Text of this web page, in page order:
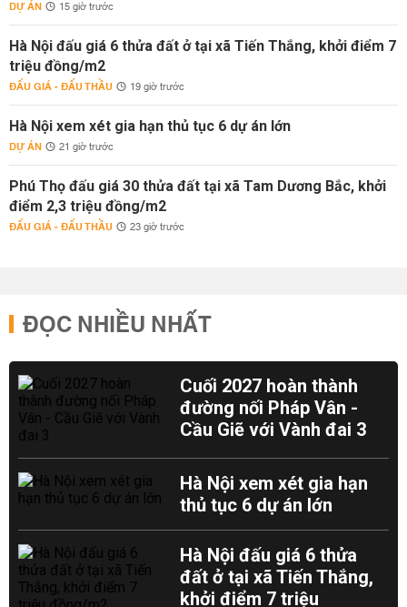
DỰ ÁN 15 giờ trước
Hà Nội đấu giá 6 thửa đất ở tại xã Tiến Thắng, khởi điểm 7
triệu đồng/m2
ĐẤU GIÁ - ĐẤU THẦU 19 giờ trước
Hà Nội xem xét gia hạn thủ tục 6 dự án lớn
DỰ ÁN 21 giờ trước
Phú Thọ đấu giá 30 thửa đất tại xã Tam Dương Bắc, khởi
điểm 2,3 triệu đồng/m2
ĐẤU GIÁ - ĐẤU THẦU 23 giờ trước
ĐỌC NHIỀU NHẤT
Cuối 2027 hoàn thành
đường nối Pháp Vân -
Cầu Giẽ với Vành đai 3
Hà Nội xem xét gia hạn
thủ tục 6 dự án lớn
Hà Nội đấu giá 6 thửa
đất ở tại xã Tiến Thắng,
khởi điểm 7 triệu